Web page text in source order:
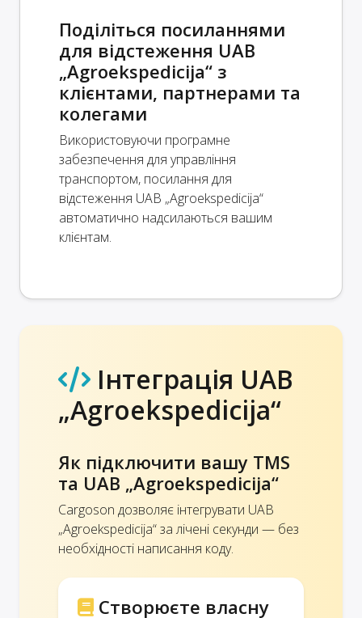
Поділіться посиланнями
для відстеження UAB
„Agroekspedicija“ з
клієнтами, партнерами та
колегами
Використовуючи програмне
забезпечення для управління
транспортом, посилання для
відстеження UAB „Agroekspedicija“
автоматично надсилаються вашим
клієнтам.
Інтеграція UAB
„Agroekspedicija“
Як підключити вашу TMS
та UAB „Agroekspedicija“
Cargoson дозволяє інтегрувати UAB
„Agroekspedicija“ за лічені секунди — без
необхідності написання коду.
Створюєте власну